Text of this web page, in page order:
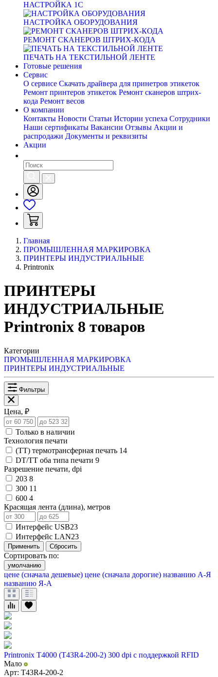
НАСТРОЙКА 1С
НАСТРОЙКА ОБОРУДОВАНИЯ
РЕМОНТ СКАНЕРОВ ШТРИХ-КОДА
ПЕЧАТЬ НА ТЕКСТИЛЬНОЙ ЛЕНТЕ
Готовые решения
Сервис
О сервисе Скачать драйвера для принетров этикеток
Ремонт принтеров этикеток Ремонт сканеров штрих-
кода Ремонт весов
О компании
Контакты Новости Статьи Истории успеха Сотрудники
Наши сертификаты Вакансии Отзывы Акции и
распродажи Документы и реквизиты
Акции
Главная
ПРОМЫШЛЕННАЯ МАРКИРОВКА
ПРИНТЕРЫ ИНДУСТРИАЛЬНЫЕ
Printronix
ПРИНТЕРЫ
ИНДУСТРИАЛЬНЫЕ
Printronix 8 товаров
Категории
ПРОМЫШЛЕННАЯ МАРКИРОВКА
ПРИНТЕРЫ ИНДУСТРИАЛЬНЫЕ
Фильтры
Цена, ₽
Только в наличии
Технология печати
(TT) термотрансферная печать 14
DT/TT оба типа печати 9
Разрешение печати, dpi
203 8
300 11
600 4
Красящая лента (длина), метров
Интерфейс USB23
Интерфейс LAN23
Применить Сбросить
Сортировать по:
умолчанию
цене (сначала дешевые) цене (сначала дорогие) названию А-Я
названию Я-А
Printronix T4000 (T43R4-200-2) 300 dpi с поддержкой RFID
Мало
Арт: T43R4-200-2